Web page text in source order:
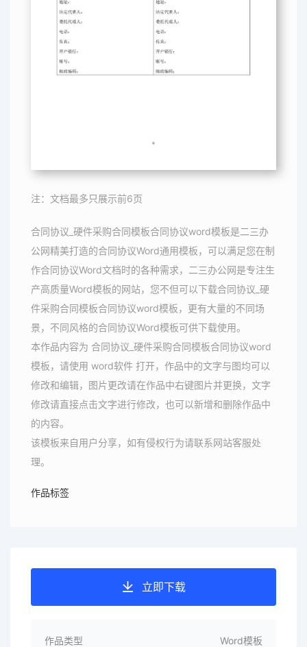
注：文档最多只展示前6页
合同协议_硬件采购合同模板合同协议word模板是二三办
公网精美打造的合同协议Word通用模板，可以满足您在制
作合同协议Word文档时的各种需求，二三办公网是专注生
产高质量Word模板的网站，您不但可以下载合同协议_硬
件采购合同模板合同协议word模板，更有大量的不同场
景，不同风格的合同协议Word模板可供下载使用。
本作品内容为 合同协议_硬件采购合同模板合同协议word
模板，请使用 word软件 打开，作品中的文字与图均可以
修改和编辑，图片更改请在作品中右键图片并更换，文字
修改请直接点击文字进行修改，也可以新增和删除作品中
的内容。
该模板来自用户分享，如有侵权行为请联系网站客服处
理。
作品标签
立即下载
作品类型 Word模板